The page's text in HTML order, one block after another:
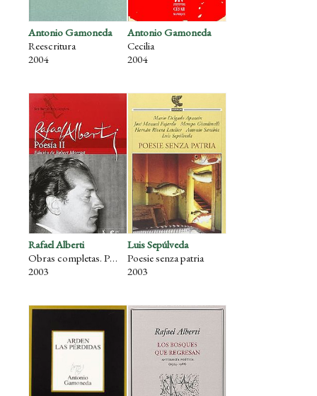
Antonio Gamoneda
Reescritura
2004
Antonio Gamoneda
Cecilia
2004
Rafael Alberti
Obras completas. Poesía II
2003
Luis Sepúlveda
Poesie senza patria
2003